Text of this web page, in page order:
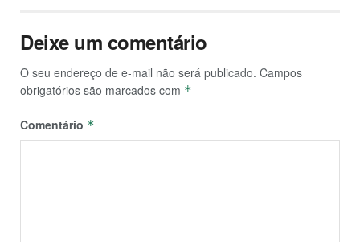
Deixe um comentário
O seu endereço de e-mail não será publicado. Campos
obrigatórios são marcados com *
Comentário *